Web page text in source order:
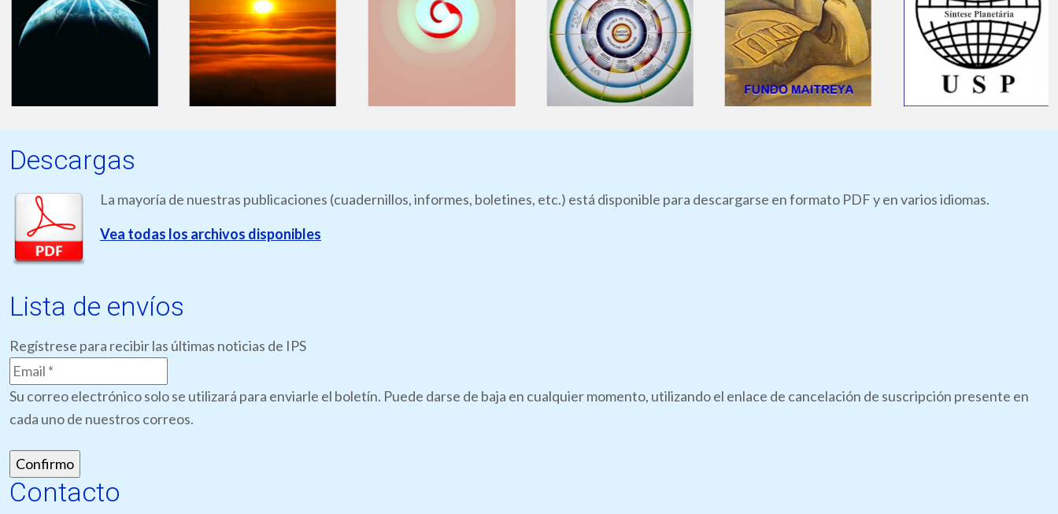
Descargas
La mayoría de nuestras publicaciones (cuadernillos, informes, boletines, etc.) está disponible para descargarse en formato PDF y en varios idiomas.
Vea todas los archivos disponibles
Lista de envíos
Regístrese para recibir las últimas noticias de IPS
Su correo electrónico solo se utilizará para enviarle el boletín. Puede darse de baja en cualquier momento, utilizando el enlace de cancelación de suscripción presente en
cada uno de nuestros correos.
Contacto